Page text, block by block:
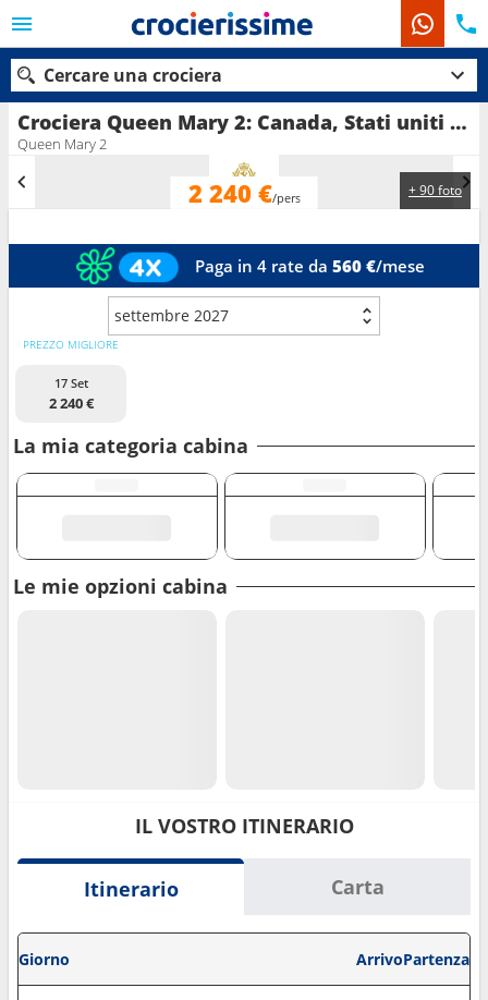
Crociera Queen Mary 2: Canada, Stati uniti in partenza da New York
Queen Mary 2
+ 90 foto
2 240 €/pers
Paga in 4 rate da 560 €/mese
settembre 2027
PREZZO MIGLIORE
17 Set
2 240 €
La mia categoria cabina
Le mie opzioni cabina
IL VOSTRO ITINERARIO
Itinerario Carta
Giorno ArrivoPartenza
Cercare una crociera
Le nostre destinazioni
Mesi di partenza
Porti Compagnie